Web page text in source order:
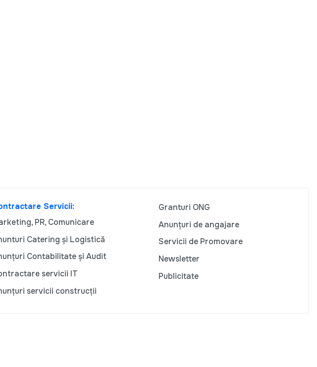
Servicii:
PR, Comunicare
Catering și Logistică
Contabilitate și Audit
servicii IT
servicii construcții
Granturi ONG
Anunțuri de angajare
Servicii de Promovare
Newsletter
Publicitate